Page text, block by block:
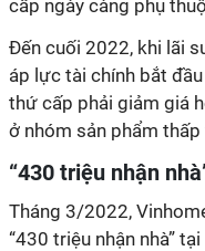
cấp ngày càng phụ
Đến cuối 2022, khi lãi
áp lực tài chính bắt
thứ cấp phải giảm giá
ở nhóm sản phẩm
“430 triệu nhận
Tháng 3/2022,
“430 triệu nhận nhà”